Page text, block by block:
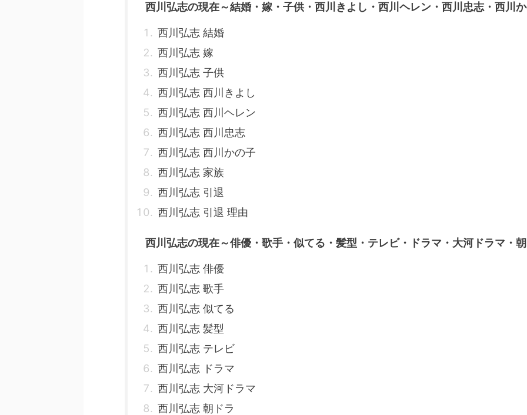
西川弘志の現在～結婚・嫁・子供・西川きよし・西川ヘレン・西川忠志・西川
西川弘志 結婚
西川弘志 嫁
西川弘志 子供
西川弘志 西川きよし
西川弘志 西川ヘレン
西川弘志 西川忠志
西川弘志 西川かの子
西川弘志 家族
西川弘志 引退
西川弘志 引退 理由
西川弘志の現在～俳優・歌手・似てる・髪型・テレビ・ドラマ・大河ドラマ・
西川弘志 俳優
西川弘志 歌手
西川弘志 似てる
西川弘志 髪型
西川弘志 テレビ
西川弘志 ドラマ
西川弘志 大河ドラマ
西川弘志 朝ドラ